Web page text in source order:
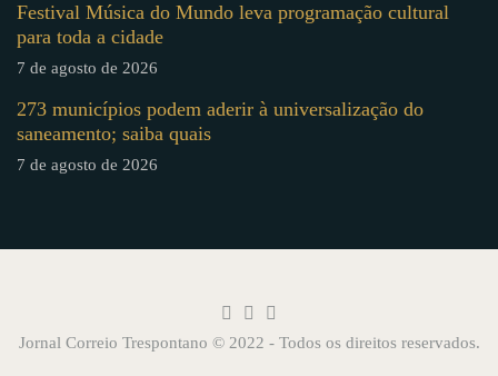
Festival Música do Mundo leva programação cultural
para toda a cidade
7 de agosto de 2026
273 municípios podem aderir à universalização do
saneamento; saiba quais
7 de agosto de 2026
Jornal Correio Trespontano © 2022 - Todos os direitos reservados.